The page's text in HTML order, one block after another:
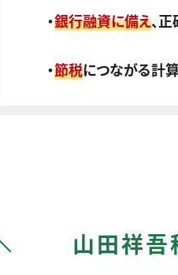
・銀行融資に備え、
・節税につながる計
山田祥